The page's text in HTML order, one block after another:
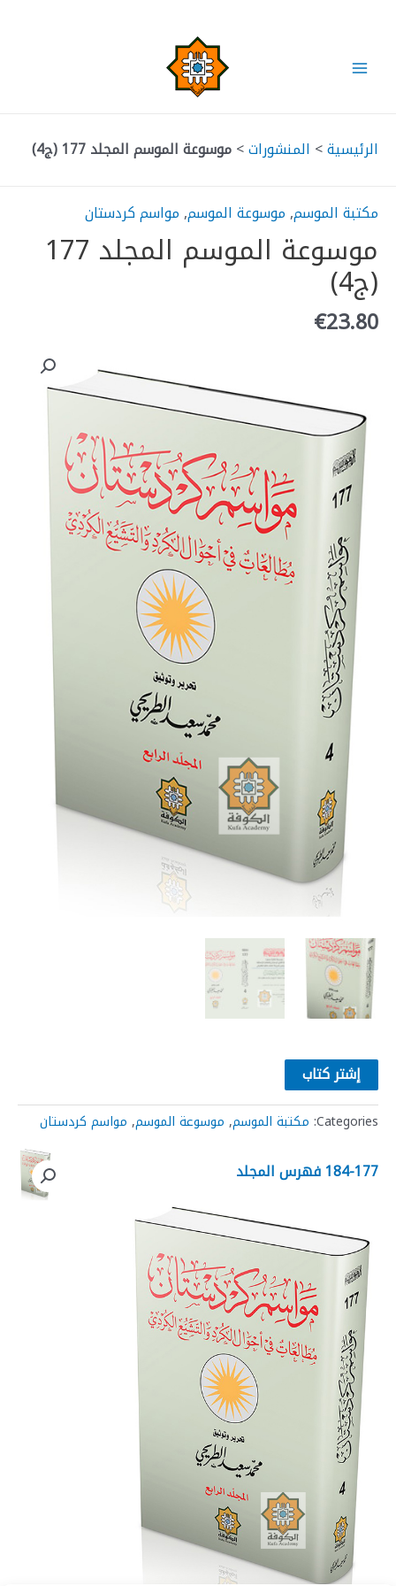
المحتوى
Main
الرئيسية> المنشورات> موسوعة الموسم المجلد 177 (ج4)
مكتبة الموسم, موسوعة الموسم, مواسم كردستان
موسوعة الموسم المجلد 177
(ج4)
€23.80
إشتر كتاب
Categories: مكتبة الموسم, موسوعة الموسم, مواسم كردستان
184-177 فهرس المجلد